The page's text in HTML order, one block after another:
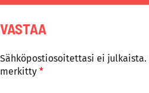
VASTAA
Sähköpostiosoitettasi ei julkaista.
merkitty *